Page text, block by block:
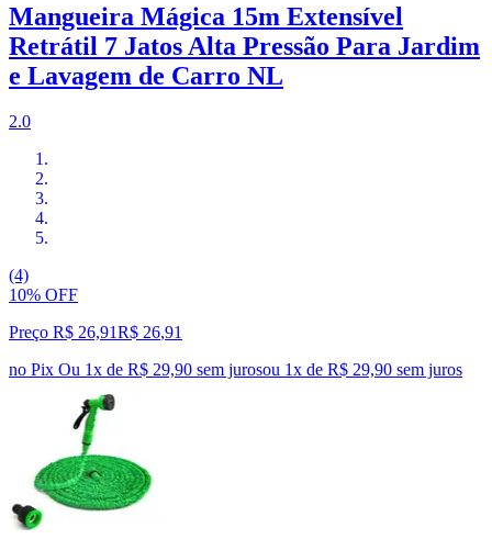
Mangueira Mágica 15m Extensível
Retrátil 7 Jatos Alta Pressão Para Jardim
e Lavagem de Carro NL
2.0
(4)
10% OFF
Preço R$ 26,91R$ 26,91
no Pix Ou 1x de R$ 29,90 sem jurosou 1x de R$ 29,90 sem juros